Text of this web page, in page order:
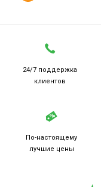
24/7 поддержка
клиентов
По-настоящему
лучшие цены